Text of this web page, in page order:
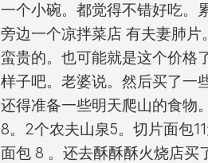
一个小碗。都觉得不错好吃。
旁边一个凉拌菜店 有夫妻肺片
蛮贵的。也可能就是这个价格
样子吧。老婆说。然后买了一
还得准备一些明天爬山的食物
8。2个农夫山泉5。切片面包
面包 8 。还去酥酥酥火烧店买